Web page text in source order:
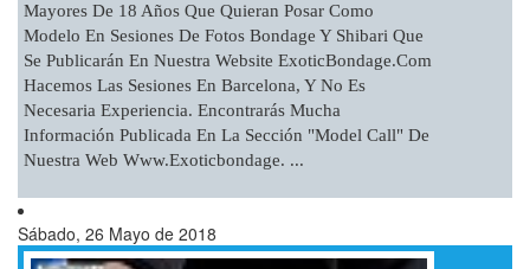
Mayores De 18 Años Que Quieran Posar Como
Modelo En Sesiones De Fotos Bondage Y Shibari Que
Se Publicarán En Nuestra Website ExoticBondage.com
Hacemos Las Sesiones En Barcelona, Y No Es
Necesaria Experiencia. Encontrarás Mucha
Información Publicada En La Sección "Model Call" De
Nuestra Web Www.exoticbondage. ...
Sábado, 26 Mayo de 2018